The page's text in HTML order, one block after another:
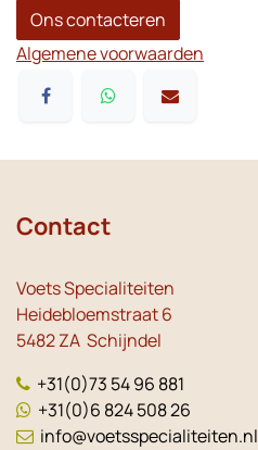
Ons contacteren
Algemene voorwaarden
Contact
Voets Specialiteiten
Heidebloemstraat 6
5482 ZA Schijndel
+31(0)73 54 96 881
+31(0)6 824 508 26
info@voetsspecialiteiten.nl